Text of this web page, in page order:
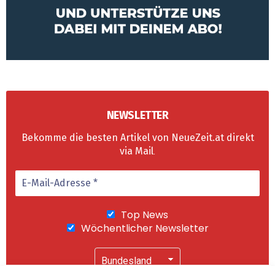
NEWSLETTER
Bekomme die besten Artikel von NeueZeit.at direkt
via Mail.
Top News
Wöchentlicher Newsletter